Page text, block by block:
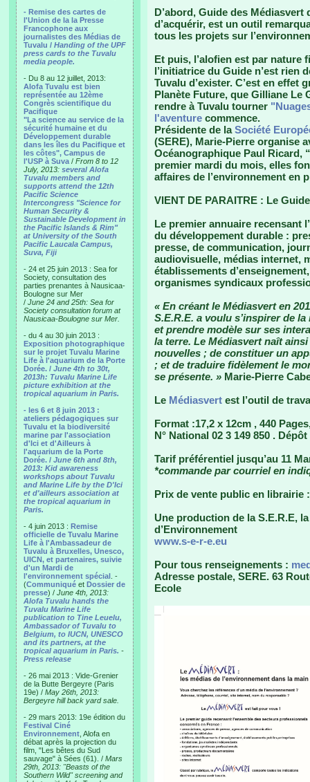
- Remise des cartes de
l'Union de la la Presse
Francophone aux
journalistes des Médias de
Tuvalu / Handing of the UPF
press cards to the Tuvalu
media people.
- Du 8 au 12 juillet, 2013:
Alofa Tuvalu est bien
représentée au 12ème
Congrès scientifique du
Pacifique
"La science au service de la
sécurité humaine et du
Développement durable
dans les îles du Pacifique et
les côtes", Campus de
l'USP à Suva / From 8 to 12
July, 2013: several Alofa
Tuvalu members and
supports attend the 12th
Pacific Science
Intercongress "Science for
Human Security &
Sustainable Development in
the Pacific Islands & Rim"
at University of the South
Pacific Laucala Campus,
Suva, Fiji
- 24 et 25 juin 2013 : Sea for
Society, consultation des
parties prenantes à Nausicaa-
Boulogne sur Mer
/ June 24 and 25th: Sea for
Society consultation forum at
Nausicaa-Boulogne sur Mer.
- du 4 au 30 juin 2013 :
Exposition photographique
sur le projet Tuvalu Marine
Life à l'aquarium de la Porte
Dorée. / June 4th to 30t,
2013h: Tuvalu Marine Life
picture exhibition at the
tropical aquarium in Paris.
- les 6 et 8 juin 2013 :
ateliers pédagogiques sur
Tuvalu et la biodiversité
marine par l'association
d'Ici et d'Ailleurs à
l'aquarium de la Porte
Dorée. / June 6th and 8th,
2013: Kid awareness
workshops about Tuvalu
and Marine Life by the D'Ici
et d'ailleurs association at
the tropical aquarium in
Paris.
- 4 juin 2013 : Remise
officielle de Tuvalu Marine
Life à l'Ambassadeur de
Tuvalu à Bruxelles, Unesco,
UICN, et partenaires, suivie
d'un Mardi de
l'environnement spécial . -
(Communiqué et Dossier de
presse) / June 4th, 2013:
Alofa Tuvalu hands the
Tuvalu Marine Life
publication to Tine Leuelu,
Ambassador of Tuvalu to
Belgium, to IUCN, UNESCO
and its partners, at the
tropical aquarium in Paris. -
Press release
- 26 mai 2013 : Vide-Grenier
de la Butte Bergeyre (Paris
19e) / May 26th, 2013:
Bergeyre hill back yard sale.
- 29 mars 2013: 19e édition du
Festival Ciné
Environnement , Alofa en
débat après la projection du
film, "Les bêtes du Sud
sauvage" à Sées (61). / Mars
29th, 2013: "Beasts of the
Southern Wild" screening and
D’abord, Guide des Médiasvert
d’acquérir, est un outil
tous les projets sur
Et puis, l’alofien est par nature
l’initiatrice du Guide n’est rien
Tuvalu d’exister. C’est en effet
Planète Future, que Gilliane
rendre à Tuvalu tourner
l'aventure commence.
Présidente de laSociété
(SERE), Marie-Pierre organise
Océanographique Paul Ricard,
premier mardi du mois, elles
affaires de l’environnement en
VIENT DE PARAITRE : Le
Le premier annuaire recensant
du développement durable :
presse, de communication,
audiovisuelle, médias internet,
établissements
organismes syndicaux
« En créant le Médiasvert en
S.E.R.E. a voulu s’inspirer de
et prendre modèle sur ses
la terre. Le Médiasvert naît
nouvelles ; de constituer un
; et de traduire fidèlement le
se présente. » Marie-Pierre
Le Médiasvert est l’outil de
Format :17,2 x 12cm , 440
N° National 02 3 149 850 .
Tarif préférentiel jusqu’au 11
*commande par courriel en
Prix de vente public en librairie
Une production de la S.E.R.E,
d’Environnement
www.s-e-r-e.eu
Pour tous renseignements :
Adresse postale, SERE. 63
Ecole